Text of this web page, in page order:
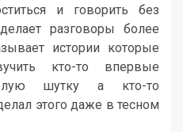
и говорить без
разговоры более
истории которые
кто-то впервые
шутку а кто-то
этого даже в тесном